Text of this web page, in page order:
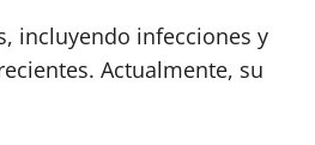
incluyendo infecciones y
Actualmente, su